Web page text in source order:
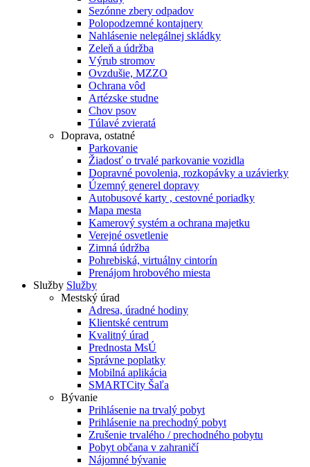
Sezónne zbery odpadov
Polopodzemné kontajnery
Nahlásenie nelegálnej skládky
Zeleň a údržba
Výrub stromov
Ovzdušie, MZZO
Ochrana vôd
Artézske studne
Chov psov
Túlavé zvieratá
Doprava, ostatné
Parkovanie
Žiadosť o trvalé parkovanie vozidla
Dopravné povolenia, rozkopávky a uzávierky
Územný generel dopravy
Autobusové karty , cestovné poriadky
Mapa mesta
Kamerový systém a ochrana majetku
Verejné osvetlenie
Zimná údržba
Pohrebiská, virtuálny cintorín
Prenájom hrobového miesta
Služby Služby
Mestský úrad
Adresa, úradné hodiny
Klientské centrum
Kvalitný úrad
Prednosta MsÚ
Správne poplatky
Mobilná aplikácia
SMARTCity Šaľa
Bývanie
Prihlásenie na trvalý pobyt
Prihlásenie na prechodný pobyt
Zrušenie trvalého / prechodného pobytu
Pobyt občana v zahraničí
Nájomné bývanie